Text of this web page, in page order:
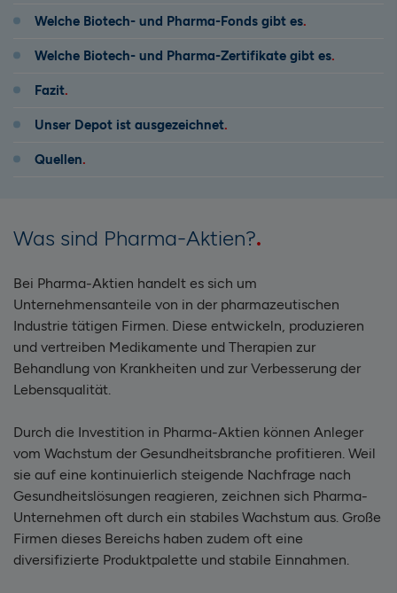
Welche Biotech- und Pharma-Fonds gibt es
Welche Biotech- und Pharma-Zertifikate gibt es
Fazit
Unser Depot ist ausgezeichnet
Quellen
Was sind Pharma-Aktien?
Bei Pharma-Aktien handelt es sich um
Unternehmensanteile von in der pharmazeutischen
Industrie tätigen Firmen. Diese entwickeln, produzieren
und vertreiben Medikamente und Therapien zur
Behandlung von Krankheiten und zur Verbesserung der
Lebensqualität.
Durch die Investition in Pharma-Aktien können Anleger
vom Wachstum der Gesundheitsbranche profitieren. Weil
sie auf eine kontinuierlich steigende Nachfrage nach
Gesundheitslösungen reagieren, zeichnen sich Pharma-
Unternehmen oft durch ein stabiles Wachstum aus. Große
Firmen dieses Bereichs haben zudem oft eine
diversifizierte Produktpalette und stabile Einnahmen.